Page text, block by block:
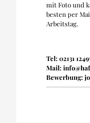
mit Foto und
besten per
Arbeitstag.
Tel: 02131
Mail:
Bewerbung: